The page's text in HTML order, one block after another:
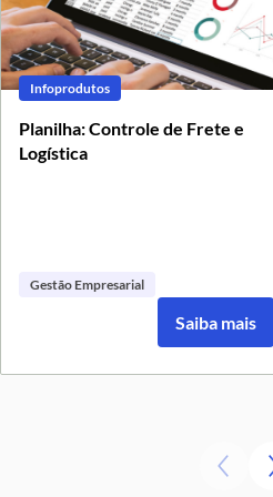
Infoprodutos
Planilha: Controle de Frete e
Logística
Gestão Empresarial
Saiba mais